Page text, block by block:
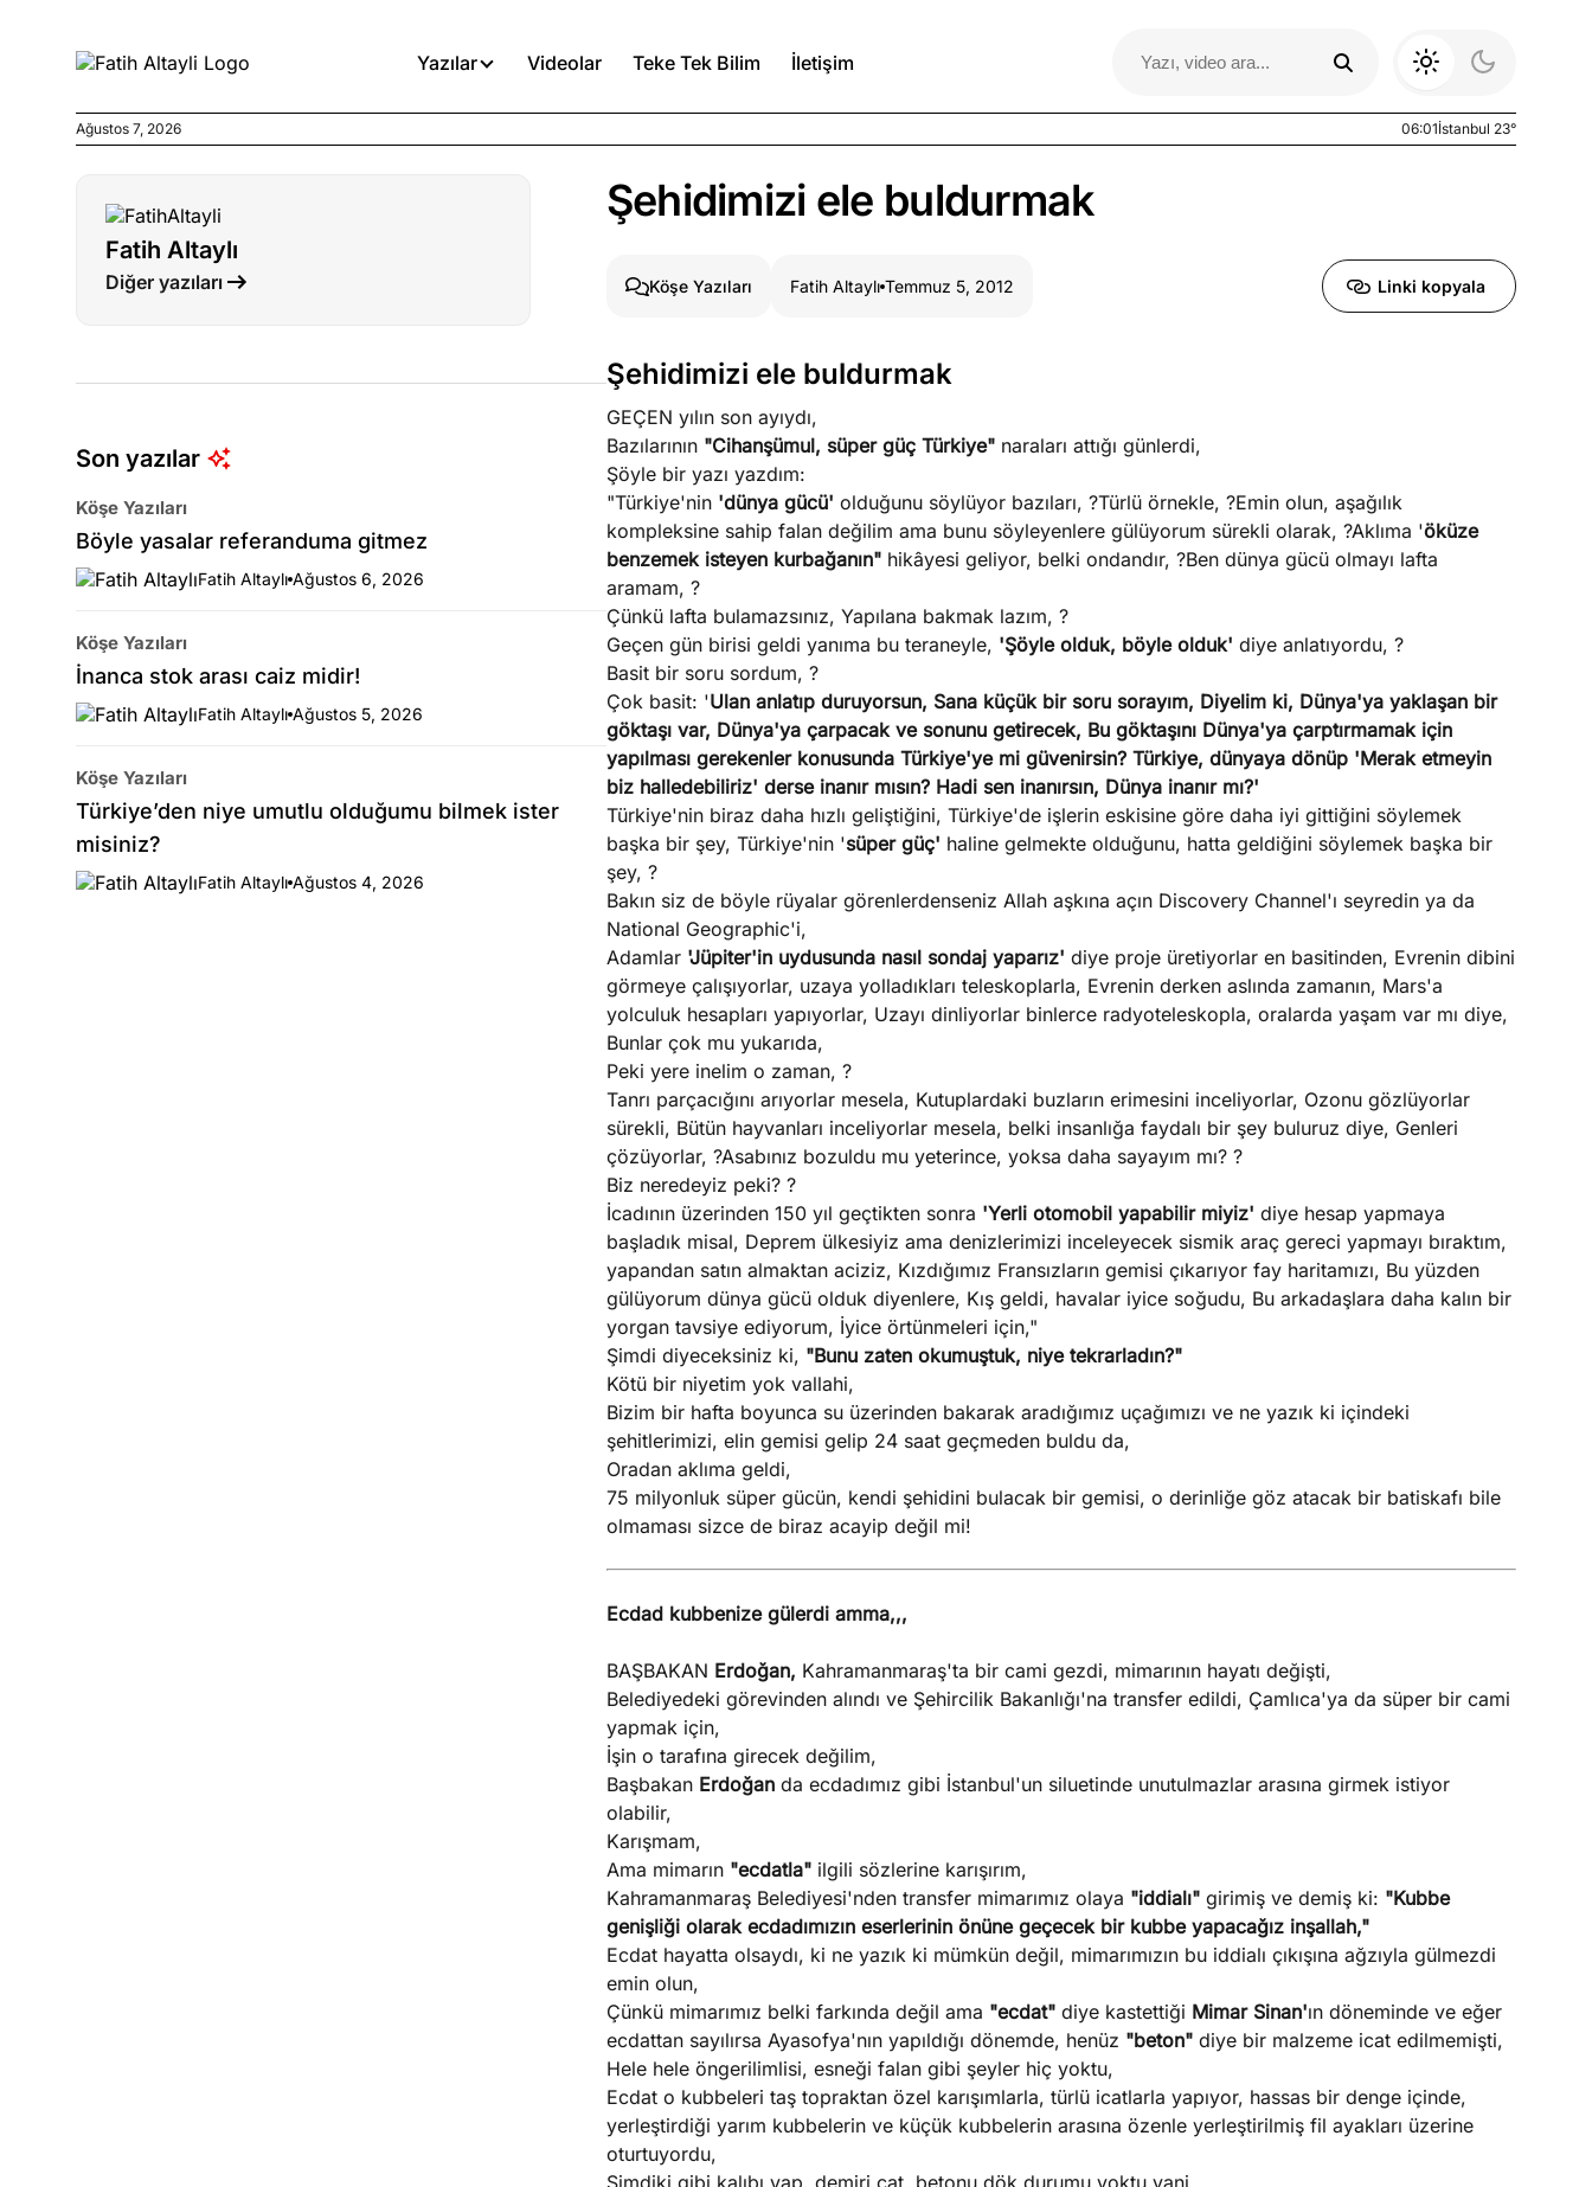
Yazılar Videolar Teke Tek Bilim İletişim
Ağustos 4, 2026
Türkiye’den niye umutlu olduğumu bilmek
Köşe Yazıları
Ağustos 7, 2026 06:01İstanbul 23°
Fatih Altaylı
Diğer yazıları
Son yazılar
Köşe Yazıları
Böyle yasalar referanduma gitmez
Fatih Altaylı Ağustos 6, 2026
Köşe Yazıları
İnanca stok arası caiz midir!
Fatih Altaylı Ağustos 5, 2026
Köşe Yazıları
Türkiye’den niye umutlu olduğumu bilmek ister
misiniz?
Fatih Altaylı Ağustos 4, 2026
Şehidimizi ele buldurmak
Köşe Yazıları Fatih Altaylı Temmuz 5, 2012 Linki kopyala
Şehidimizi ele buldurmak
GEÇEN yılın son ayıydı,
Bazılarının "Cihanşümul, süper güç Türkiye" naraları attığı günlerdi,
Şöyle bir yazı yazdım:
"Türkiye'nin 'dünya gücü' olduğunu söylüyor bazıları, ?Türlü örnekle, ?Emin olun, aşağılık
kompleksine sahip falan değilim ama bunu söyleyenlere gülüyorum sürekli olarak, ?Aklıma 'öküze
benzemek isteyen kurbağanın" hikâyesi geliyor, belki ondandır, ?Ben dünya gücü olmayı lafta
aramam, ?
Çünkü lafta bulamazsınız, Yapılana bakmak lazım, ?
Geçen gün birisi geldi yanıma bu teraneyle, 'Şöyle olduk, böyle olduk' diye anlatıyordu, ?
Basit bir soru sordum, ?
Çok basit: 'Ulan anlatıp duruyorsun, Sana küçük bir soru sorayım, Diyelim ki, Dünya'ya yaklaşan bir
göktaşı var, Dünya'ya çarpacak ve sonunu getirecek, Bu göktaşını Dünya'ya çarptırmamak için
yapılması gerekenler konusunda Türkiye'ye mi güvenirsin? Türkiye, dünyaya dönüp 'Merak etmeyin
biz halledebiliriz' derse inanır mısın? Hadi sen inanırsın, Dünya inanır mı?'
Türkiye'nin biraz daha hızlı geliştiğini, Türkiye'de işlerin eskisine göre daha iyi gittiğini söylemek
başka bir şey, Türkiye'nin 'süper güç' haline gelmekte olduğunu, hatta geldiğini söylemek başka bir
şey, ?
Bakın siz de böyle rüyalar görenlerdenseniz Allah aşkına açın Discovery Channel'ı seyredin ya da
National Geographic'i,
Adamlar 'Jüpiter'in uydusunda nasıl sondaj yaparız' diye proje üretiyorlar en basitinden, Evrenin dibini
görmeye çalışıyorlar, uzaya yolladıkları teleskoplarla, Evrenin derken aslında zamanın, Mars'a
yolculuk hesapları yapıyorlar, Uzayı dinliyorlar binlerce radyoteleskopla, oralarda yaşam var mı diye,
Bunlar çok mu yukarıda,
Peki yere inelim o zaman, ?
Tanrı parçacığını arıyorlar mesela, Kutuplardaki buzların erimesini inceliyorlar, Ozonu gözlüyorlar
sürekli, Bütün hayvanları inceliyorlar mesela, belki insanlığa faydalı bir şey buluruz diye, Genleri
çözüyorlar, ?Asabınız bozuldu mu yeterince, yoksa daha sayayım mı? ?
Biz neredeyiz peki? ?
İcadının üzerinden 150 yıl geçtikten sonra 'Yerli otomobil yapabilir miyiz' diye hesap yapmaya
başladık misal, Deprem ülkesiyiz ama denizlerimizi inceleyecek sismik araç gereci yapmayı bıraktım,
yapandan satın almaktan aciziz, Kızdığımız Fransızların gemisi çıkarıyor fay haritamızı, Bu yüzden
gülüyorum dünya gücü olduk diyenlere, Kış geldi, havalar iyice soğudu, Bu arkadaşlara daha kalın bir
yorgan tavsiye ediyorum, İyice örtünmeleri için,"
Şimdi diyeceksiniz ki, "Bunu zaten okumuştuk, niye tekrarladın?"
Kötü bir niyetim yok vallahi,
Bizim bir hafta boyunca su üzerinden bakarak aradığımız uçağımızı ve ne yazık ki içindeki
şehitlerimizi, elin gemisi gelip 24 saat geçmeden buldu da,
Oradan aklıma geldi,
75 milyonluk süper gücün, kendi şehidini bulacak bir gemisi, o derinliğe göz atacak bir batiskafı bile
olmaması sizce de biraz acayip değil mi!
Ecdad kubbenize gülerdi amma,,,
BAŞBAKAN Erdoğan, Kahramanmaraş'ta bir cami gezdi, mimarının hayatı değişti,
Belediyedeki görevinden alındı ve Şehircilik Bakanlığı'na transfer edildi, Çamlıca'ya da süper bir cami
yapmak için,
İşin o tarafına girecek değilim,
Başbakan Erdoğan da ecdadımız gibi İstanbul'un siluetinde unutulmazlar arasına girmek istiyor
olabilir,
Karışmam,
Ama mimarın "ecdatla" ilgili sözlerine karışırım,
Kahramanmaraş Belediyesi'nden transfer mimarımız olaya "iddialı" girimiş ve demiş ki: "Kubbe
genişliği olarak ecdadımızın eserlerinin önüne geçecek bir kubbe yapacağız inşallah,"
Ecdat hayatta olsaydı, ki ne yazık ki mümkün değil, mimarımızın bu iddialı çıkışına ağzıyla gülmezdi
emin olun,
Çünkü mimarımız belki farkında değil ama "ecdat" diye kastettiği Mimar Sinan'ın döneminde ve eğer
ecdattan sayılırsa Ayasofya'nın yapıldığı dönemde, henüz "beton" diye bir malzeme icat edilmemişti,
Hele hele öngerilimlisi, esneği falan gibi şeyler hiç yoktu,
Ecdat o kubbeleri taş topraktan özel karışımlarla, türlü icatlarla yapıyor, hassas bir denge içinde,
yerleştirdiği yarım kubbelerin ve küçük kubbelerin arasına özenle yerleştirilmiş fil ayakları üzerine
oturtuyordu,
Şimdiki gibi kalıbı yap, demiri çat, betonu dök durumu yoktu yani,